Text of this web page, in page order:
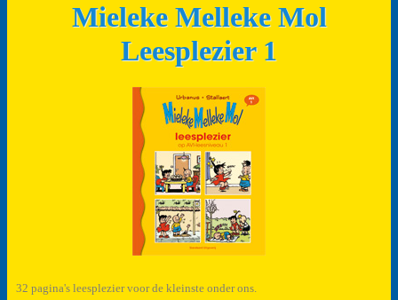
Mieleke Melleke Mol
Leesplezier 1
32 pagina's leesplezier voor de kleinste onder ons.